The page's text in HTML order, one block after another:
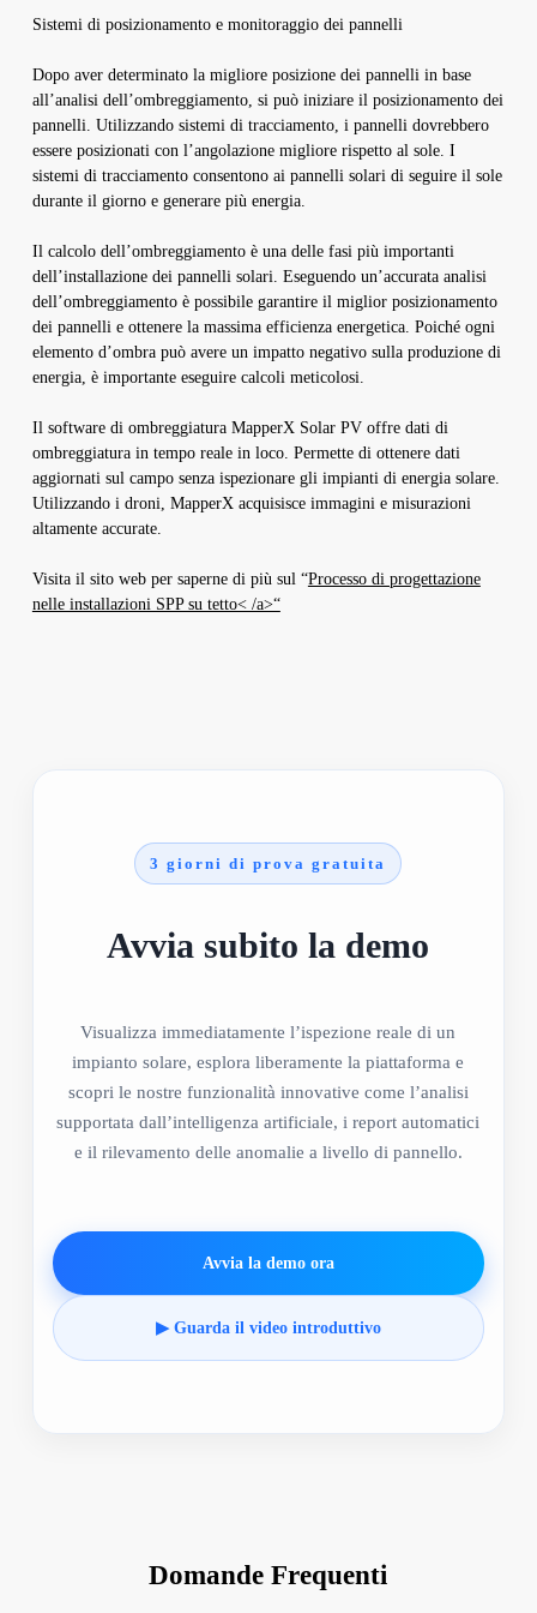
Sistemi di posizionamento e monitoraggio dei pannelli
Dopo aver determinato la migliore posizione dei pannelli in base
all’analisi dell’ombreggiamento, si può iniziare il posizionamento dei
pannelli. Utilizzando sistemi di tracciamento, i pannelli dovrebbero
essere posizionati con l’angolazione migliore rispetto al sole. I
sistemi di tracciamento consentono ai pannelli solari di seguire il sole
durante il giorno e generare più energia.
Il calcolo dell’ombreggiamento è una delle fasi più importanti
dell’installazione dei pannelli solari. Eseguendo un’accurata analisi
dell’ombreggiamento è possibile garantire il miglior posizionamento
dei pannelli e ottenere la massima efficienza energetica. Poiché ogni
elemento d’ombra può avere un impatto negativo sulla produzione di
energia, è importante eseguire calcoli meticolosi.
Il software di ombreggiatura MapperX Solar PV offre dati di
ombreggiatura in tempo reale in loco. Permette di ottenere dati
aggiornati sul campo senza ispezionare gli impianti di energia solare.
Utilizzando i droni, MapperX acquisisce immagini e misurazioni
altamente accurate.
Visita il sito web per saperne di più sul “Processo di progettazione
nelle installazioni SPP su tetto< /a>“
3 giorni di prova gratuita
Avvia subito la demo
Visualizza immediatamente l’ispezione reale di un
impianto solare, esplora liberamente la piattaforma e
scopri le nostre funzionalità innovative come l’analisi
supportata dall’intelligenza artificiale, i report automatici
e il rilevamento delle anomalie a livello di pannello.
Avvia la demo ora
▶ Guarda il video introduttivo
Domande Frequenti